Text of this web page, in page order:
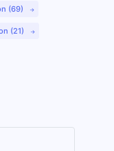
(69)
(21)